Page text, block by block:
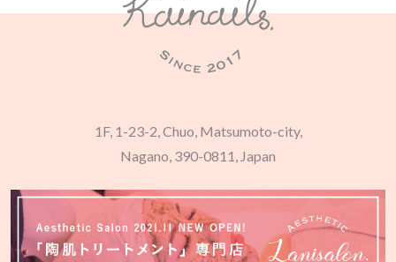
1F, 1-23-2, Chuo, Matsumoto-city,
Nagano, 390-0811, Japan